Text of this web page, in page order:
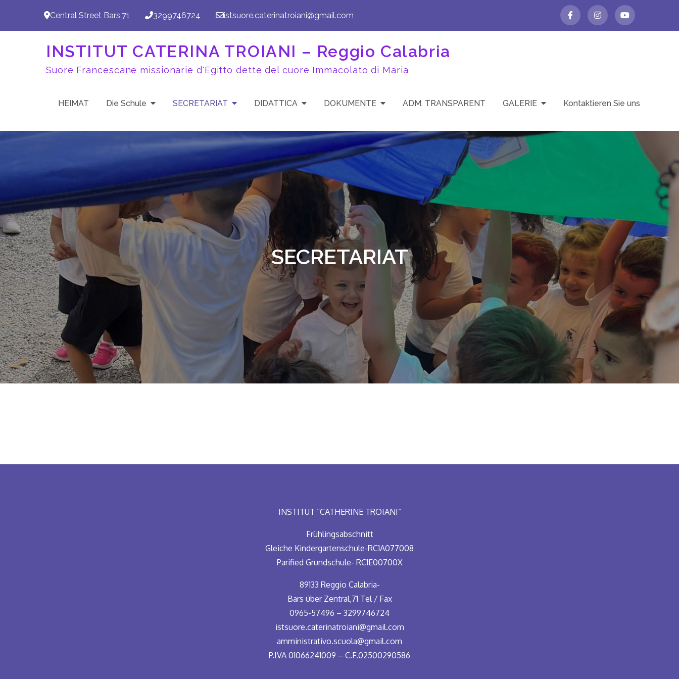
Central Street Bars,71 3299746724 istsuore.caterinatroiani@gmail.com
INSTITUT CATERINA TROIANI – Reggio Calabria
Suore Francescane missionarie d'Egitto dette del cuore Immacolato di Maria
HEIMAT Die Schule SECRETARIAT DIDATTICA DOKUMENTE ADM. TRANSPARENT GALERIE Kontaktieren Sie uns
SECRETARIAT
INSTITUT “CATHERINE TROIANI”
Frühlingsabschnitt
Gleiche Kindergartenschule-RC1A077008
Parified Grundschule- RC1E00700X
89133 Reggio Calabria-
Bars über Zentral,71 Tel / Fax
0965-57496 – 3299746724
istsuore.caterinatroiani@gmail.com
amministrativo.scuola@gmail.com
P.IVA 01066241009 – C.F.02500290586